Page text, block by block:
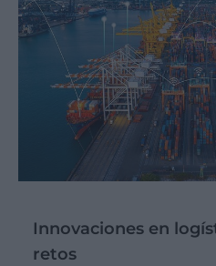
Innovaciones en
retos